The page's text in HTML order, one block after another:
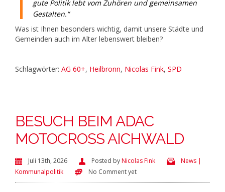
gute Politik lebt vom Zuhören und gemeinsamen
Gestalten.“
Was ist Ihnen besonders wichtig, damit unsere Städte und
Gemeinden auch im Alter lebenswert bleiben?
Schlagwörter: AG 60+, Heilbronn, Nicolas Fink, SPD
BESUCH BEIM ADAC
MOTOCROSS AICHWALD
Juli 13th, 2026 Posted byNicolas Fink
News |
Kommunalpolitik
No Comment yet